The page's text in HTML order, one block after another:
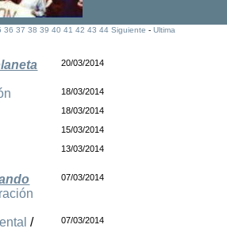
36 37 38 39 40 41 42 43 44 Siguiente - Ultima
20/03/2014
18/03/2014
18/03/2014
15/03/2014
13/03/2014
07/03/2014
/ 07/03/2014